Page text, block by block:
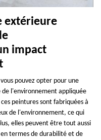
extérieure
impact
pouvez opter pour une
de l'environnement appliquée
peintures sont fabriquées à
de l'environnement, ce qui
elles peuvent être tout aussi
termes de durabilité et de